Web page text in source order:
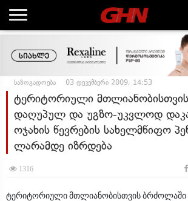
საზოგადოება 03 დეკემბერი 2009, 14:53
ტერიტორიული
დაღუპულ და უგზო-უკვლოდ
ოჯახის წევრების სახელმწიფო
ლარამდე იზრდება
1316
ტერიტორიული მთლიანობისთვის